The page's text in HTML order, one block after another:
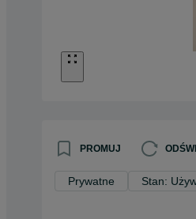
PROMUJ
Prywatne Stan: